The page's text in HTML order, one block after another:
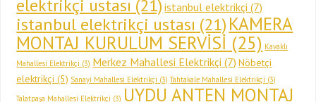
elektrikçi ustası (21) istanbul elektrikçi (7)
istanbul elektrikçi ustası (21)KAMERA
MONTAJ KURULUM SERVİSİ (25) Kavaklı
Mahallesi Elektrikçi (3) Merkez Mahallesi Elektrikçi (7) Nöbetçi
elektrikçi (5) Sanayi Mahallesi Elektrikçi (3) Tahtakale Mahallesi Elektrikçi (3)
Talatpaşa Mahallesi Elektrikçi (3) UYDU ANTEN MONTAJ